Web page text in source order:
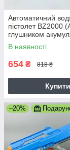
Автоматичний
пістолет BZ2000
глушником
(32см)
В наявності
654 ₴ 818 ₴
Купити
–20%